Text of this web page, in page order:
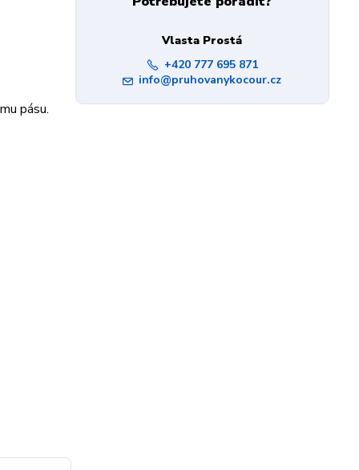
pásu.
Vlasta Prostá
+420 777 695 871
info@pruhovanykocour.cz